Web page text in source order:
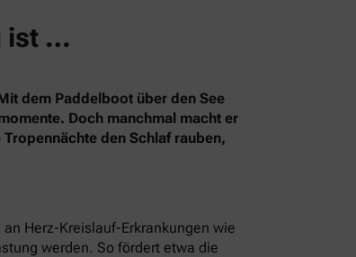
ist …
dem Paddelboot über den See
Doch manchmal macht er
den Schlaf rauben,
Herz-Kreislauf-Erkrankungen wie
werden. So fördert etwa die